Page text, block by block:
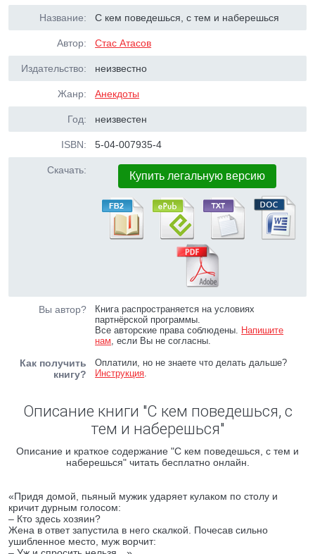
Название: С кем поведешься, с тем и наберешься
Автор: Стас Атасов
Издательство: неизвестно
Жанр: Анекдоты
Год: неизвестен
ISBN: 5-04-007935-4
Скачать: Купить легальную версию
Вы автор?
Книга распространяется на условиях
партнёрской программы.
Все авторские права соблюдены. Напишите
нам, если Вы не согласны.
Как получить
книгу?
Оплатили, но не знаете что делать дальше?
Инструкция.
Описание книги "С кем поведешься, с
тем и наберешься"
Описание и краткое содержание "С кем поведешься, с тем и
наберешься" читать бесплатно онлайн.
«Придя домой, пьяный мужик ударяет кулаком по столу и
кричит дурным голосом:
– Кто здесь хозяин?
Жена в ответ запустила в него скалкой. Почесав сильно
ушибленное место, муж ворчит: